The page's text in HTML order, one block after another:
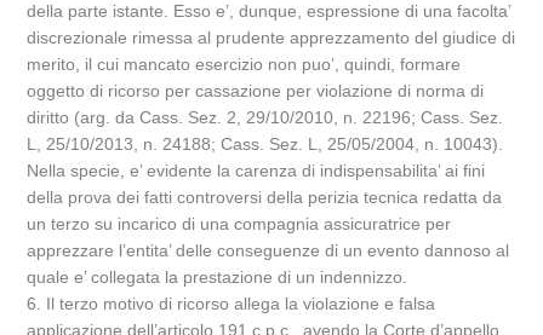
della parte istante. Esso e’, dunque, espressione di una facolta’
discrezionale rimessa al prudente apprezzamento del giudice di
merito, il cui mancato esercizio non puo’, quindi, formare
oggetto di ricorso per cassazione per violazione di norma di
diritto (arg. da Cass. Sez. 2, 29/10/2010, n. 22196; Cass. Sez.
L, 25/10/2013, n. 24188; Cass. Sez. L, 25/05/2004, n. 10043).
Nella specie, e’ evidente la carenza di indispensabilita’ ai fini
della prova dei fatti controversi della perizia tecnica redatta da
un terzo su incarico di una compagnia assicuratrice per
apprezzare l’entita’ delle conseguenze di un evento dannoso al
quale e’ collegata la prestazione di un indennizzo.
6. Il terzo motivo di ricorso allega la violazione e falsa
applicazione dell’articolo 191 c.p.c., avendo la Corte d’appello